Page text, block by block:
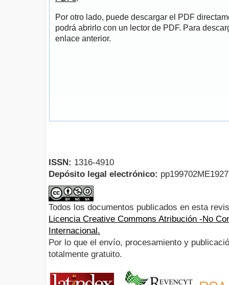
Por otro lado, puede descargar el PDF
podrá abrirlo con un lector de PDF. Para
enlace anterior.
ISSN: 1316-4910
Depósito legal electrónico:
Todos los documentos publicados en esta
Licencia Creative Commons Atribución -No
Internacional.
Por lo que el envío, procesamiento y
totalmente gratuito.